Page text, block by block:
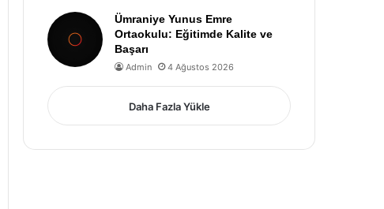
Ümraniye Yunus Emre
Ortaokulu: Eğitimde Kalite ve
Başarı
Admin 4 Ağustos 2026
Daha Fazla Yükle